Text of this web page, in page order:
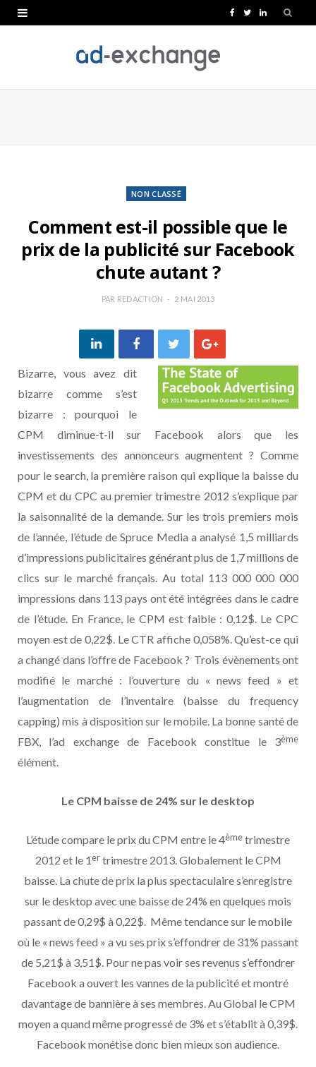
e
T
t
L
k
NON CLASSÉ
Comment est-il possible que le
prix de la publicité sur Facebook
chute autant ?
PAR REDACTION 2 MAI 2013
Bizarre, vous avez dit
bizarre comme s’est
bizarre : pourquoi le
CPM diminue-t-il sur Facebook alors que les
investissements des annonceurs augmentent ? Comme
pour le search, la première raison qui explique la baisse du
CPM et du CPC au premier trimestre 2012 s’explique par
la saisonnalité de la demande. Sur les trois premiers mois
de l’année, l’étude de Spruce Media a analysé 1,5 milliards
d’impressions publicitaires générant plus de 1,7 millions de
clics sur le marché français. Au total 113 000 000 000
impressions dans 113 pays ont été intégrées dans le cadre
de l’étude. En France, le CPM est faible : 0,12$. Le CPC
moyen est de 0,22$. Le CTR affiche 0,058%. Qu’est-ce qui
a changé dans l’offre de Facebook ? Trois évènements ont
modifié le marché : l’ouverture du « news feed » et
l’augmentation de l’inventaire (baisse du frequency
capping) mis à disposition sur le mobile. La bonne santé de
FBX, l’ad exchange de Facebook constitue le 3ème
élément.
Le CPM baisse de 24% sur le desktop
L’étude compare le prix du CPM entre le 4èmetrimestre
2012 et le 1ertrimestre 2013. Globalement le CPM
baisse. La chute de prix la plus spectaculaire s’enregistre
sur le desktop avec une baisse de 24% en quelques mois
passant de 0,29$ à 0,22$. Même tendance sur le mobile
où le « news feed » a vu ses prix s’effondrer de 31% passant
de 5,21$ à 3,51$. Pour ne pas voir ses revenus s’effondrer
Facebook a ouvert les vannes de la publicité et montré
davantage de bannière à ses membres. Au Global le CPM
moyen a quand même progressé de 3% et s’établit à 0,39$.
Facebook monétise donc bien mieux son audience.